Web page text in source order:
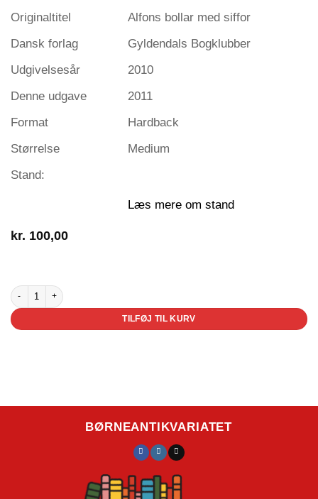
Originaltitel
Alfons bollar med siffor
Dansk forlag
Gyldendals Bogklubber
Udgivelsesår
2010
Denne udgave
2011
Format
Hardback
Størrelse
Medium
Stand:
Læs mere om stand
kr. 100,00
Alfons og tallene antal
TILFØJ TIL KURV
BØRNEANTIKVARIATET